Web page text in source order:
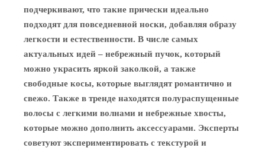
подчеркивают, что такие прически идеально
подходят для повседневной носки, добавляя образу
легкости и естественности. В числе самых
актуальных идей – небрежный пучок, который
можно украсить яркой заколкой, а также
свободные косы, которые выглядят романтично и
свежо. Также в тренде находятся полураспущенные
волосы с легкими волнами и небрежные хвосты,
которые можно дополнить аксессуарами. Эксперты
советуют экспериментировать с текстурой и